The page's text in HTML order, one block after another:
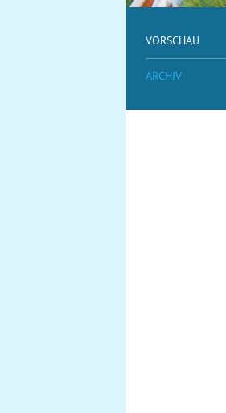
VORSCHAU
ARCHIV